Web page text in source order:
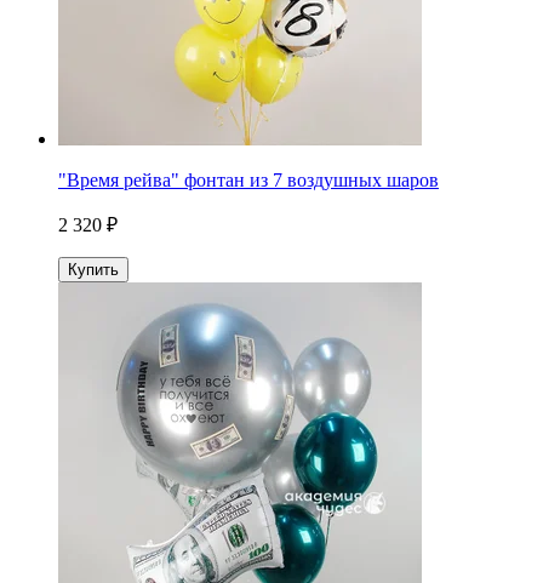
"Время рейва" фонтан из 7 воздушных шаров
2 320 ₽
Купить